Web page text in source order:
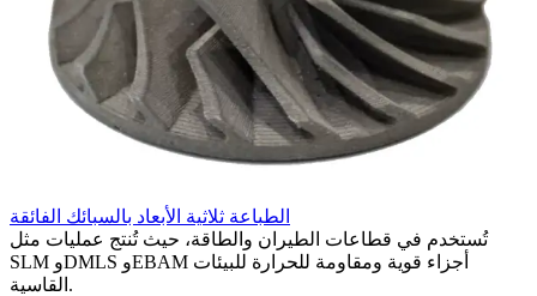
الطباعة ثلاثية الأبعاد بالسبائك الفائقة
تُستخدم في قطاعات الطيران والطاقة، حيث تُنتج عمليات مثل
SLM وDMLS وEBAM أجزاء قوية ومقاومة للحرارة للبيئات
القاسية.